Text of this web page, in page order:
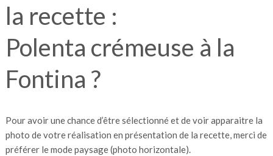
la recette :
Polenta crémeuse à la
Fontina ?
Pour avoir une chance d’être sélectionné et de voir apparaitre la
photo de votre réalisation en présentation de la recette, merci de
préférer le mode paysage (photo horizontale).